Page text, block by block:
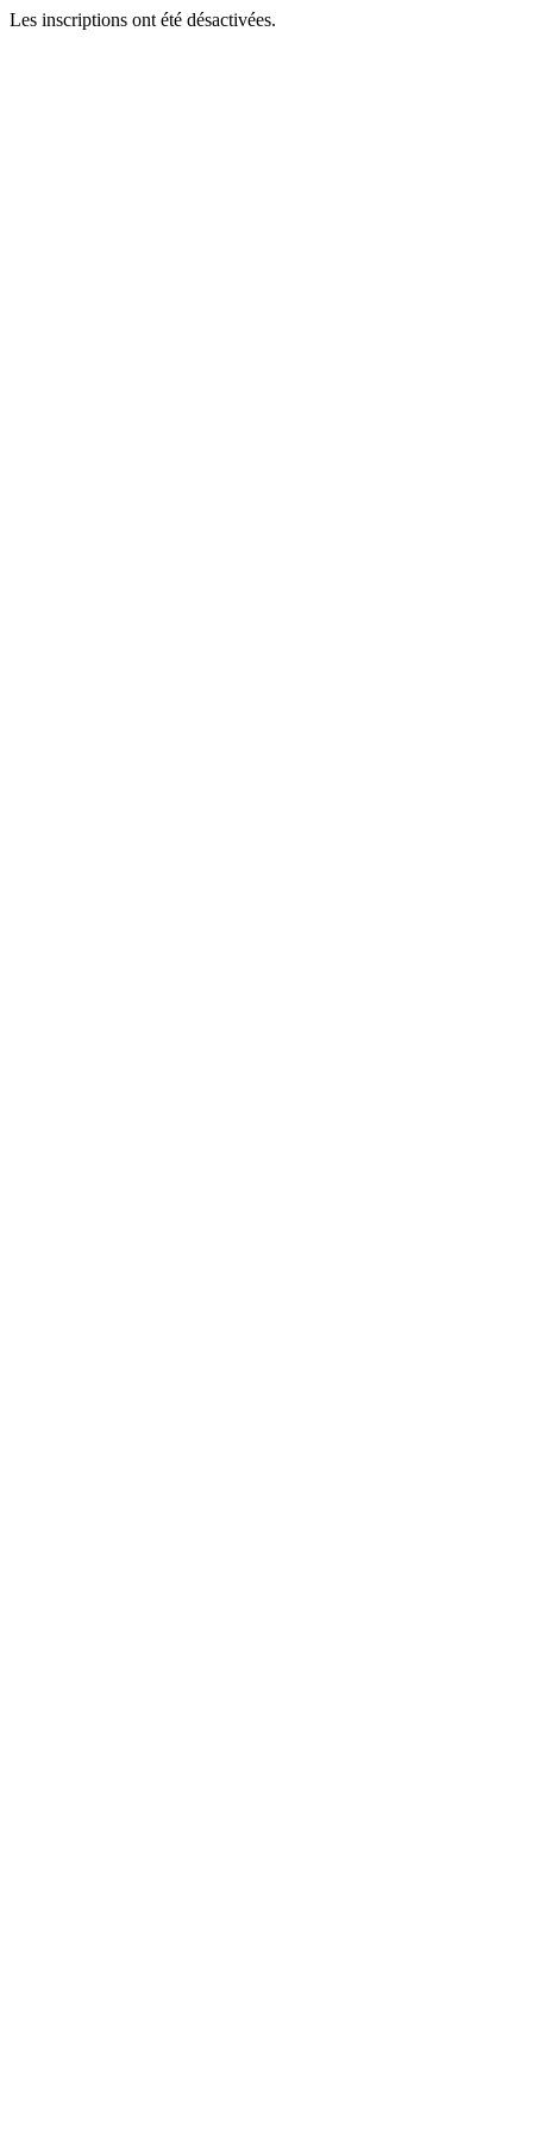
Les inscriptions ont été désactivées.